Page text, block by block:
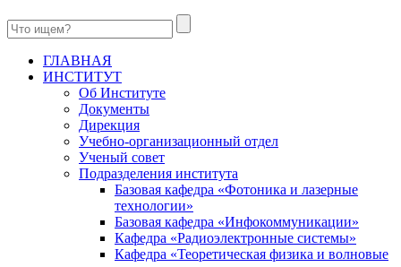
ГЛАВНАЯ
ИНСТИТУТ
Об Институте
Документы
Дирекция
Учебно-организационный отдел
Ученый совет
Подразделения института
Базовая кафедра «Фотоника и лазерные
технологии»
Базовая кафедра «Инфокоммуникации»
Кафедра «Радиоэлектронные системы»
Кафедра «Теоретическая физика и волновые